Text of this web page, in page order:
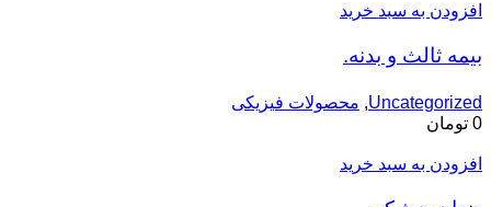
افزودن به سبد خرید
بیمه ثالث و بدنه.
Uncategorized
, محصولات فیزیکی
0 تومان
افزودن به سبد خرید